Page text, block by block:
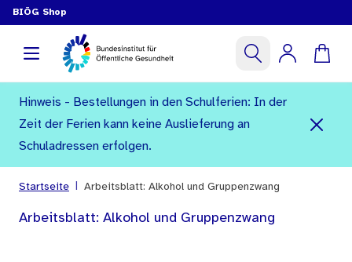
BIÖG Shop
Hinweis - Bestellungen in den Schulferien: In der
Zeit der Ferien kann keine Auslieferung an
Schuladressen erfolgen.
Startseite Arbeitsblatt: Alkohol und Gruppenzwang
Arbeitsblatt: Alkohol und Gruppenzwang